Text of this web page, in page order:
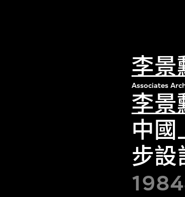
李景
Associates
李景
中國
步設